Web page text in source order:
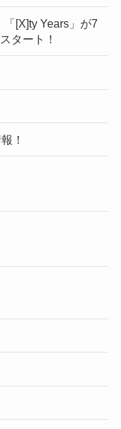
[X]ty Years」が7
タート！
！